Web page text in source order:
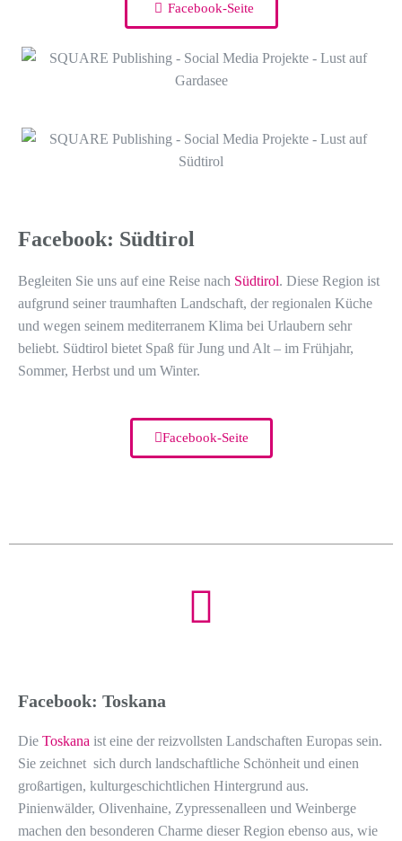
Facebook-Seite
Facebook: Südtirol
Begleiten Sie uns auf eine Reise nach Südtirol. Diese Region ist
aufgrund seiner traumhaften Landschaft, der regionalen Küche
und wegen seinem mediterranem Klima bei Urlaubern sehr
beliebt. Südtirol bietet Spaß für Jung und Alt – im Frühjahr,
Sommer, Herbst und um Winter.
Facebook-Seite
Facebook: Toskana
Die Toskana ist eine der reizvollsten Landschaften Europas sein.
Sie zeichnet sich durch landschaftliche Schönheit und einen
großartigen, kulturgeschichtlichen Hintergrund aus.
Pinienwälder, Olivenhaine, Zypressenalleen und Weinberge
machen den besonderen Charme dieser Region ebenso aus, wie